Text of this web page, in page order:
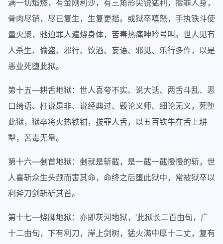
满一切焰燃，有金刚利沙，有三角形尖锐猛利，揩罪人身，
骨肉尽销，尽已复生，生复更揩。或狱卒嗔怒，手执铁斗使
量火聚，驰迫罪人遍烧身体，苦毒热痛呻吟号叫。世人见有
人杀生、偷盗、邪行、饮酒、妄语、邪见、乐行多作，以是
恶业死堕此狱。
第十五—耕舌地狱：世人喜夸不实、说大话、两舌斗乱、恶
口绮语、枉说是非、说经典过、毁论义师、细论无义，死堕
此狱，狱卒将火热铁钳，拔罪人舌，以五百铁牛在舌上耕
犁，苦毒无量。
第十六—剉首地狱：剉就是斩截，是一截一截慢慢的斩，世
人喜斩众生头颈而害其命，命终之后堕此狱中，常被狱卒以
利斧刀剑斩斫其首。
第十七—烧脚地狱：亦即灰河地狱，‘此狱长二百由旬，广
十二由旬，下有利刀，岸上剑树，猛火满中厚十二丈，复有